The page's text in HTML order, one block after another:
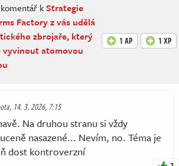
kStrategie
Factory z vás udělá
zbrojaře, který
vyvinout atomovou
1 AP 1 XP
14. 3. 2026, 7:15
Na druhou stranu si vždy
nasazené... Nevím, no. Téma je
dost kontroverzní